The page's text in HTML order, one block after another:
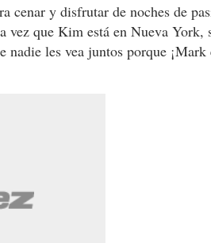
cenar y disfrutar de noches de
vez que Kim está en Nueva York,
les vea juntos porque ¡Mark